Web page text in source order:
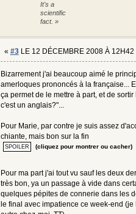
It's a
scientific
fact. »
« #3LE 12 DÉCEMBRE 2008 À 12H42
Bizarrement j'ai beaucoup aimé le
amerloques prononcés à la française...
ça permet de le mettre à part, et de
c'est un anglais?"...
Pour Marie, par contre je suis assez
chiante, mais bon sur la fin
(cliquez pour montrer ou cacher)
Pour ma part j'ai tout vu sauf les deux
très bon, ya un passage à vide dans
quelques pépites de connerie dans les
le final avec impatience ce week-end